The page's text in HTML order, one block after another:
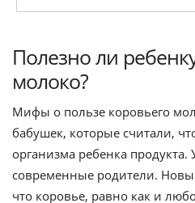
Полезно ли
молоко?
Мифы о пользе коровьего
бабушек, которые считали,
организма ребенка
современные родители.
что коровье, равно как и